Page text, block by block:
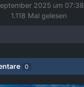
2025 um 07:38
1.118 Mal gelesen
0